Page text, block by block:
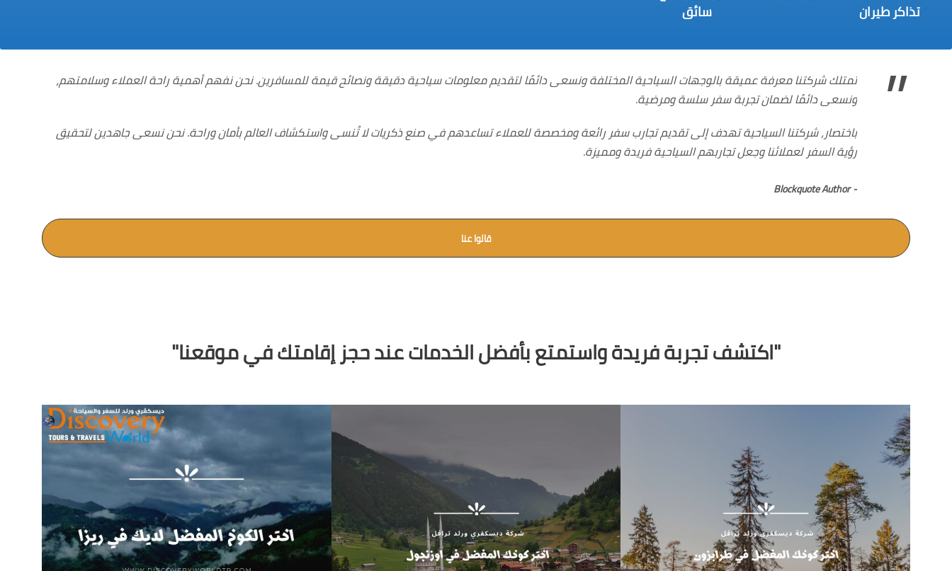
تذاكر طيران
سائق
”
تمتلك شركتنا معرفة عميقة بالوجهات السياحية المختلفة ونسعى دائمًا لتقديم معلومات سياحية دقيقة ونصائح قيمة للمسافرين. نحن نفهم أهمية راحة العملاء وسلامتهم،
ونسعى دائمًا لضمان تجربة سفر سلسة ومرضية.
باختصار، شركتنا السياحية تهدف إلى تقديم تجارب سفر رائعة ومخصصة للعملاء تساعدهم في صنع ذكريات لا تُنسى واستكشاف العالم بأمان وراحة. نحن نسعى جاهدين لتحقيق
رؤية السفر لعملائنا وجعل تجاربهم السياحية فريدة ومميزة.
Blockquote Author
قالوا عنا
"اكتشف تجربة فريدة واستمتع بأفضل الخدمات عند حجز إقامتك في موقعنا"